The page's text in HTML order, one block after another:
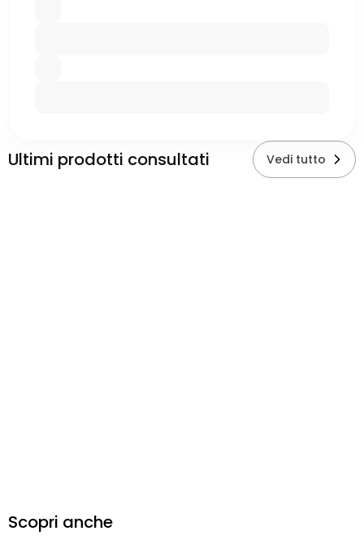
Ultimi prodotti consultati Vedi tutto
Scopri anche